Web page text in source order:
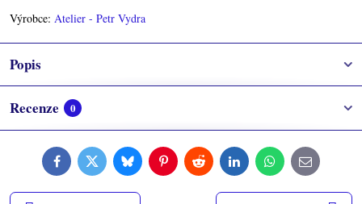
Výrobce: Atelier - Petr Vydra
Popis
Recenze 0
FacebookTwitterBlueskyPinterestReddit LinkedInWhatsApp
E-
mail